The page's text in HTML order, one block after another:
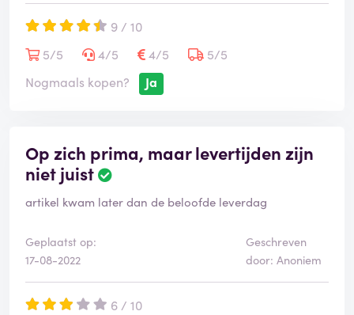
9 / 10
5/5
4/5 4/5
5/5
Nogmaals kopen?
Ja
Op zich prima, maar levertijden zijn
niet juist
artikel kwam later dan de beloofde leverdag
Geplaatst op:
17-08-2022
Geschreven
door: Anoniem
6 / 10